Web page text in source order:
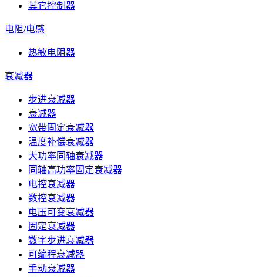
其它控制器
电阻/电感
热敏电阻器
衰减器
步进衰减器
衰减器
宽带固定衰减器
温度补偿衰减器
大功率同轴衰减器
同轴高功率固定衰减器
电控衰减器
数控衰减器
电压可变衰减器
固定衰减器
数字步进衰减器
可编程衰减器
手动衰减器